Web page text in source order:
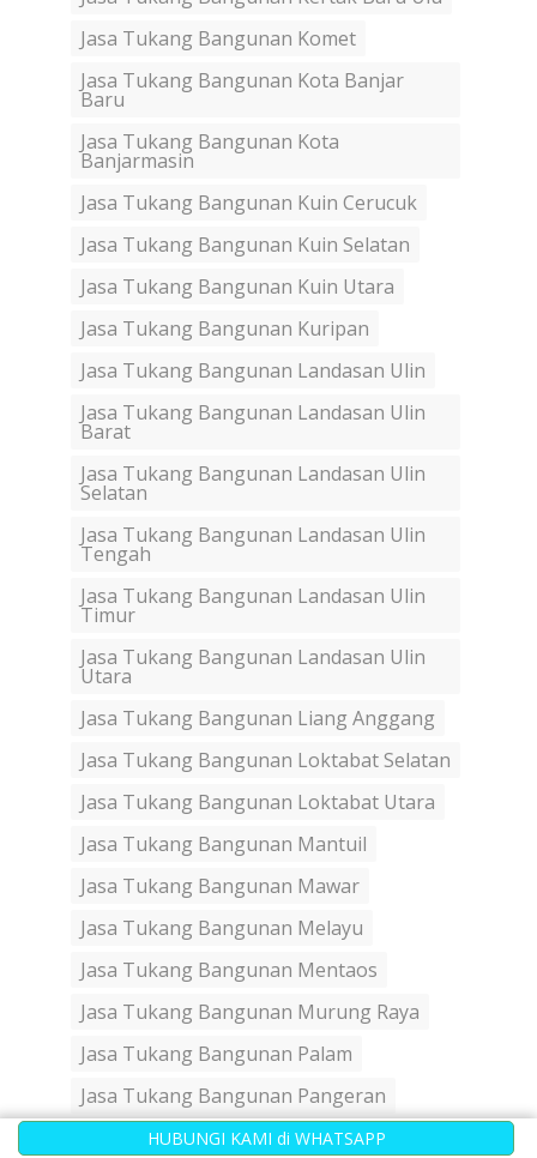
HUBUNGI KAMI di WHATSAPP
Jasa Tukang Bangunan Komet
Jasa Tukang Bangunan Kota Banjar
Baru
Jasa Tukang Bangunan Kota
Banjarmasin
Jasa Tukang Bangunan Kuin Cerucuk
Jasa Tukang Bangunan Kuin Selatan
Jasa Tukang Bangunan Kuin Utara
Jasa Tukang Bangunan Kuripan
Jasa Tukang Bangunan Landasan Ulin
Jasa Tukang Bangunan Landasan Ulin
Barat
Jasa Tukang Bangunan Landasan Ulin
Selatan
Jasa Tukang Bangunan Landasan Ulin
Tengah
Jasa Tukang Bangunan Landasan Ulin
Timur
Jasa Tukang Bangunan Landasan Ulin
Utara
Jasa Tukang Bangunan Liang Anggang
Jasa Tukang Bangunan Loktabat Selatan
Jasa Tukang Bangunan Loktabat Utara
Jasa Tukang Bangunan Mantuil
Jasa Tukang Bangunan Mawar
Jasa Tukang Bangunan Melayu
Jasa Tukang Bangunan Mentaos
Jasa Tukang Bangunan Murung Raya
Jasa Tukang Bangunan Palam
Jasa Tukang Bangunan Pangeran
Jasa Tukang Bangunan Pasar Lama